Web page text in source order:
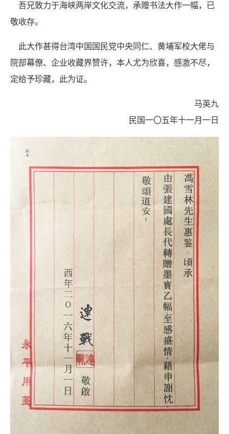
吾兄致力于海峡两岸文化交流，承赠书法大作一幅，已
敬收存。
此大作甚得台湾中国国民党中央同仁、黄埔军校大佬与
院部幕僚、企业收藏界赞许，本人尤为欣喜，感激不尽，
定给予珍藏，此为证。
马英九
民国一〇五年十一月一日